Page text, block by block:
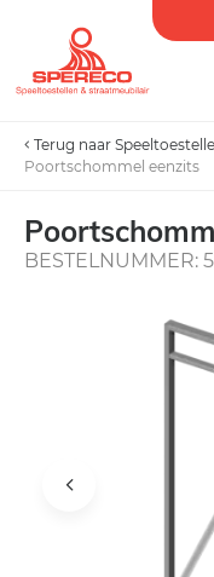
Terug naar
Poortschommel eenzits
BESTELNUMMER: